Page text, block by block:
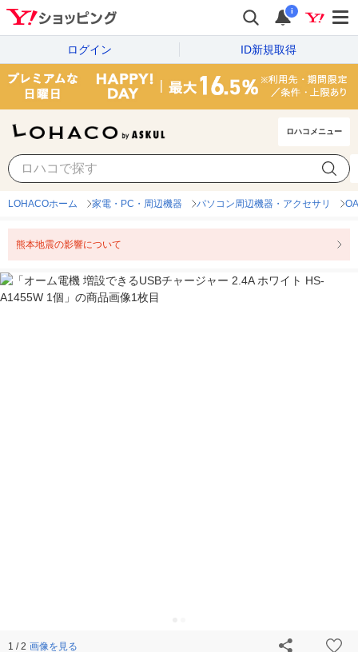
i
ログイン ID新規取得
ロハコメニュー
LOHACOホーム 家電・PC・周辺機器 パソコン周辺機器・アクセサリ
熊本地震の影響について
1 / 2 画像を見る